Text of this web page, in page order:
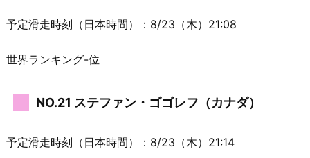
予定滑走時刻（日本時間）：8/23（木）21:08
世界ランキング-位
NO.21 ステファン・ゴゴレフ（カナダ）
予定滑走時刻（日本時間）：8/23（木）21:14